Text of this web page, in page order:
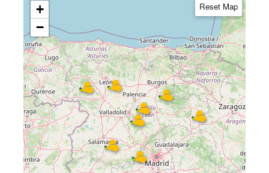
+
−
Reset Map